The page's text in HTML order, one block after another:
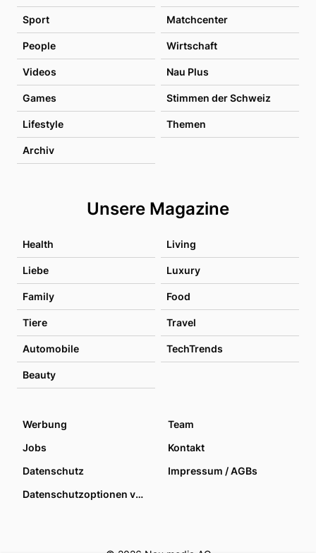
Sport Matchcenter
People Wirtschaft
Videos Nau Plus
Games Stimmen der Schweiz
Lifestyle Themen
Archiv
Unsere Magazine
Health Living
Liebe Luxury
Family Food
Tiere Travel
Automobile TechTrends
Beauty
Werbung
Team
Jobs
Kontakt
Datenschutz
Impressum / AGBs
Datenschutzoptionen verwalten